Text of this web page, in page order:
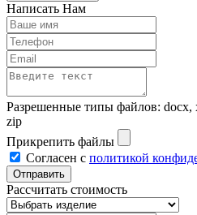
Написать Нам
Разрешенные типы файлов: docx,
zip
Прикрепить файлы
Согласен с политикой
Рассчитать стоимость